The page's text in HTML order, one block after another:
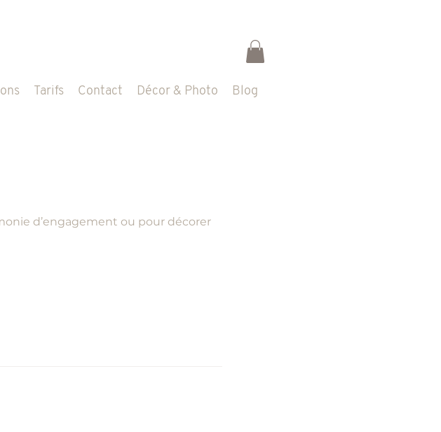
Tarifs Contact Décor & Photo Blog
d’engagement ou pour décorer